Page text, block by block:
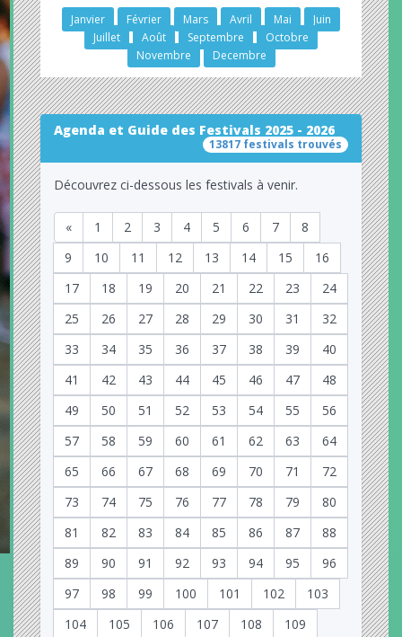
Janvier Février Mars Avril Mai
Juin
Juillet
Août Septembre
Octobre
Novembre
Decembre
Agenda et Guide des Festivals 2025 - 2026
13817 festivals trouvés
Découvrez ci-dessous les festivals à venir.
« 1 2 3 4 5 6 7
8
9
10 11 12 13 14 15
16
17
18 19 20 21 22 23
24
25
26 27 28 29 30 31
32
33
34 35 36 37 38 39
40
41
42 43 44 45 46 47
48
49
50 51 52 53 54 55
56
57
58 59 60 61 62 63
64
65
66 67 68 69 70 71
72
73
74 75 76 77 78 79
80
81
82 83 84 85 86 87
88
89
90 91 92 93 94 95
96
97
98 99 100 101 102
103
104
105 106 107 108
109